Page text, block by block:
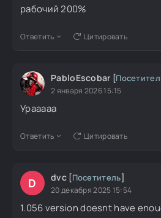
рабочий 200%
Ответить Цитировать
PabloEscobar [
2 января 2026 15:15
Урааааа
Ответить Цитировать
D dvc [Посетитель]
20 декабря 2025 15:54
1.056 version doesnt have